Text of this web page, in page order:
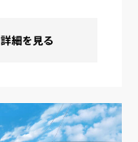
詳細を見る